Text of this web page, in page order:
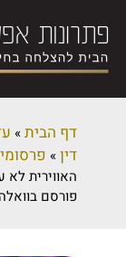
דף הבית»
דין»
האווירית לא
פורסם בוואלה